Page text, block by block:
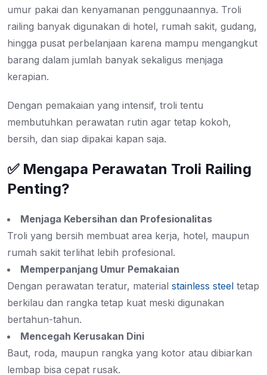
umur pakai dan kenyamanan penggunaannya. Troli
railing banyak digunakan di hotel, rumah sakit, gudang,
hingga pusat perbelanjaan karena mampu mengangkut
barang dalam jumlah banyak sekaligus menjaga
kerapian.
Dengan pemakaian yang intensif, troli tentu
membutuhkan perawatan rutin agar tetap kokoh,
bersih, dan siap dipakai kapan saja.
✅ Mengapa Perawatan Troli Railing
Penting?
Menjaga Kebersihan dan Profesionalitas
Troli yang bersih membuat area kerja, hotel, maupun
rumah sakit terlihat lebih profesional.
Memperpanjang Umur Pemakaian
Dengan perawatan teratur, material stainless steel tetap
berkilau dan rangka tetap kuat meski digunakan
bertahun-tahun.
Mencegah Kerusakan Dini
Baut, roda, maupun rangka yang kotor atau dibiarkan
lembap bisa cepat rusak.